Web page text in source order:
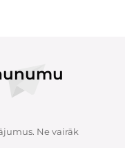
Ne vairāk